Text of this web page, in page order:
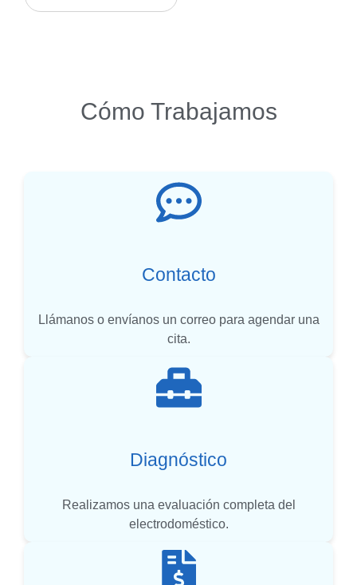
Cómo Trabajamos
Contacto
Llámanos o envíanos un correo para agendar una
cita.
Diagnóstico
Realizamos una evaluación completa del
electrodoméstico.